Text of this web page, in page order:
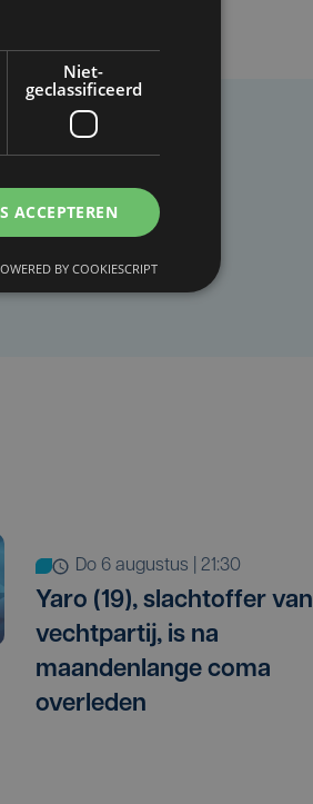
do 6 augustus | 21:30
Yaro (19), slachtoffer van
vechtpartij, is na
maandenlange coma
overleden
Niet-
geclassificeerd
ACCEPTEREN
BY COOKIESCRIPT